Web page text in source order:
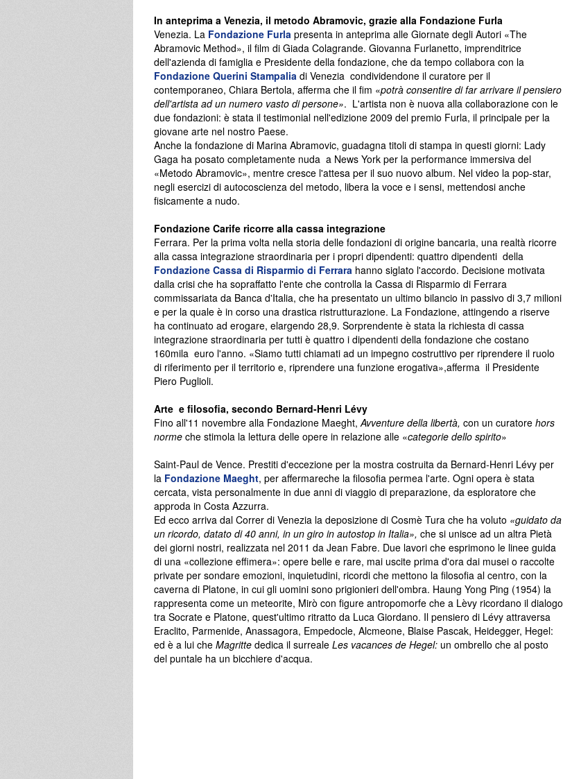
In anteprima a Venezia, il metodo Abramovic, grazie alla Fondazione Furla
Venezia. La Fondazione Furla presenta in anteprima alle Giornate degli Autori «The
Abramovic Method», il film di Giada Colagrande. Giovanna Furlanetto, imprenditrice
dell'azienda di famiglia e Presidente della fondazione, che da tempo collabora con la
Fondazione Querini Stampalia di Venezia condividendone il curatore per il
contemporaneo, Chiara Bertola, afferma che il fim «potrà consentire di far arrivare il pensiero
dell'artista ad un numero vasto di persone». L'artista non è nuova alla collaborazione con le
due fondazioni: è stata il testimonial nell'edizione 2009 del premio Furla, il principale per la
giovane arte nel nostro Paese.
Anche la fondazione di Marina Abramovic, guadagna titoli di stampa in questi giorni: Lady
Gaga ha posato completamente nuda a News York per la performance immersiva del
«Metodo Abramovic», mentre cresce l'attesa per il suo nuovo album. Nel video la pop-star,
negli esercizi di autocoscienza del metodo, libera la voce e i sensi, mettendosi anche
fisicamente a nudo.
Fondazione Carife ricorre alla cassa integrazione
Ferrara. Per la prima volta nella storia delle fondazioni di origine bancaria, una realtà ricorre
alla cassa integrazione straordinaria per i propri dipendenti: quattro dipendenti della
Fondazione Cassa di Risparmio di Ferrara hanno siglato l'accordo. Decisione motivata
dalla crisi che ha sopraffatto l'ente che controlla la Cassa di Risparmio di Ferrara
commissariata da Banca d'Italia, che ha presentato un ultimo bilancio in passivo di 3,7 milioni
e per la quale è in corso una drastica ristrutturazione. La Fondazione, attingendo a riserve
ha continuato ad erogare, elargendo 28,9. Sorprendente è stata la richiesta di cassa
integrazione straordinaria per tutti è quattro i dipendenti della fondazione che costano
160mila euro l'anno. «Siamo tutti chiamati ad un impegno costruttivo per riprendere il ruolo
di riferimento per il territorio e, riprendere una funzione erogativa»,afferma il Presidente
Piero Puglioli.
Arte e filosofia, secondo Bernard-Henri Lévy
Fino all'11 novembre alla Fondazione Maeght, Avventure della libertà, con un curatore hors
norme che stimola la lettura delle opere in relazione alle «categorie dello spirito»
Saint-Paul de Vence. Prestiti d'eccezione per la mostra costruita da Bernard-Henri Lévy per
la Fondazione Maeght, per affermareche la filosofia permea l'arte. Ogni opera è stata
cercata, vista personalmente in due anni di viaggio di preparazione, da esploratore che
approda in Costa Azzurra.
Ed ecco arriva dal Correr di Venezia la deposizione di Cosmè Tura che ha voluto «guidato da
un ricordo, datato di 40 anni, in un giro in autostop in Italia», che si unisce ad un altra Pietà
dei giorni nostri, realizzata nel 2011 da Jean Fabre. Due lavori che esprimono le linee guida
di una «collezione effimera»: opere belle e rare, mai uscite prima d'ora dai musei o raccolte
private per sondare emozioni, inquietudini, ricordi che mettono la filosofia al centro, con la
caverna di Platone, in cui gli uomini sono prigionieri dell'ombra. Haung Yong Ping (1954) la
rappresenta come un meteorite, Mirò con figure antropomorfe che a Lèvy ricordano il dialogo
tra Socrate e Platone, quest'ultimo ritratto da Luca Giordano. Il pensiero di Lévy attraversa
Eraclito, Parmenide, Anassagora, Empedocle, Alcmeone, Blaise Pascak, Heidegger, Hegel:
ed è a lui che Magritte dedica il surreale Les vacances de Hegel: un ombrello che al posto
del puntale ha un bicchiere d'acqua.